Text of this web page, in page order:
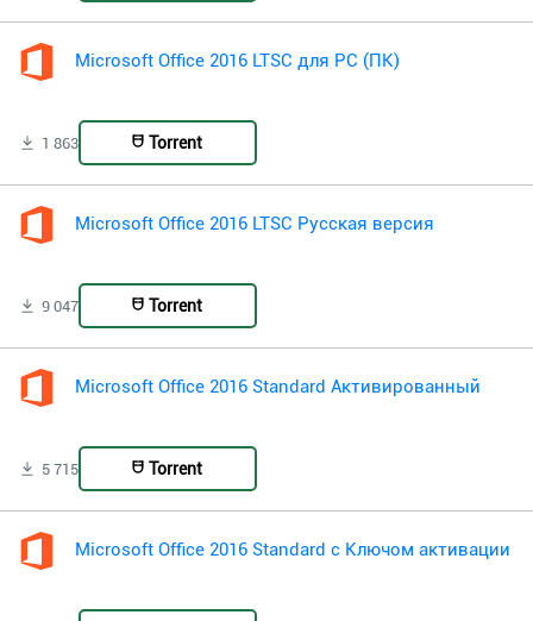
Microsoft Office 2016 LTSC для PC (ПК)
1 863 Torrent
Microsoft Office 2016 LTSC Русская версия
9 047 Torrent
Microsoft Office 2016 Standard Активированный
5 715 Torrent
Microsoft Office 2016 Standard с Ключом активации